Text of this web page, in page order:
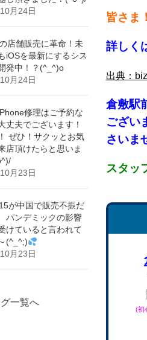
皆さま
詳しく
出典：
倉敷駅
ござい
さいま
スタッ
(初
月24日
店舗販売に革命！未
iOSを最新にするシス
発中！？(^_^)o
月24日
修理はご予約な
丈夫でございます！
ぜひ！サクッとお気
店頂けたらと思いま
月23日
が中国で販売不振だ
パンデミックの影響
けていると言われて
(^_^;)
月23日
一覧へ